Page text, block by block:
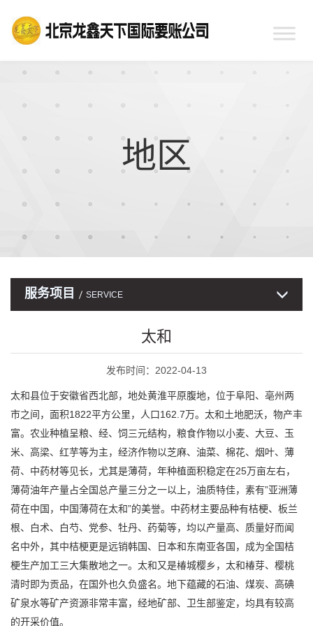
地区
服务项目 SERVICE
太和
发布时间：2022-04-13
太和县位于安徽省西北部，地处黄淮平原腹地，位于阜阳、亳州两
市之间，面积1822平方公里，人口162.7万。太和土地肥沃，物产丰
富。农业种植呈粮、经、饲三元结构，粮食作物以小麦、大豆、玉
米、高梁、红芋等为主，经济作物以芝麻、油菜、棉花、烟叶、薄
荷、中药材等见长，尤其是薄荷，年种植面积稳定在25万亩左右，
薄荷油年产量占全国总产量三分之一以上，油质特佳，素有”亚洲薄
荷在中国，中国薄荷在太和”的美誉。中药材主要品种有桔梗、板兰
根、白术、白芍、党参、牡丹、药菊等，均以产量高、质量好而闻
名中外，其中桔梗更是远销韩国、日本和东南亚各国，成为全国桔
梗生产加工三大集散地之一。太和又是椿城樱乡，太和椿芽、樱桃
清时即为贡品，在国外也久负盛名。地下蕴藏的石油、煤炭、高碘
矿泉水等矿产资源非常丰富，经地矿部、卫生部鉴定，均具有较高
的开采价值。